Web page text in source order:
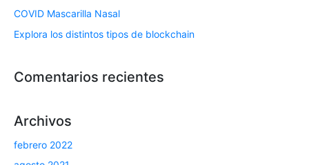
COVID Mascarilla Nasal
Explora los distintos tipos de blockchain
Comentarios recientes
Archivos
febrero 2022